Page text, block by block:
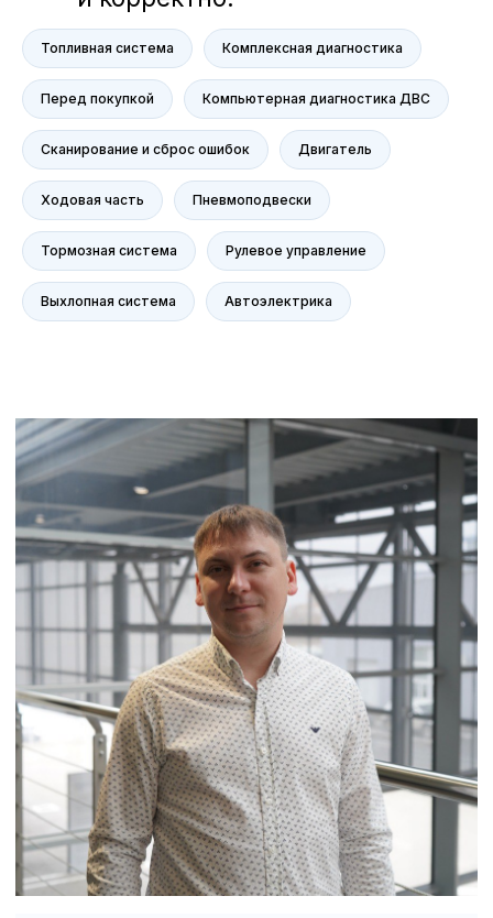
Топливная система Комплексная диагностика
Перед покупкой Компьютерная диагностика ДВС
Сканирование и сброс ошибок Двигатель
Ходовая часть Пневмоподвески
Тормозная система Рулевое управление
Выхлопная система Автоэлектрика
Представленные на сайте материалы и
условия носят исключительно
информационный характер и не являются
публичной офертой, определяемой
положениями ст. 437 Гражданского кодекса
РФ. Для получения подробной информации о
продуктах, услугах и их стоимости
обращайтесь к нашим специалистам.
© Группа компаний «А-Драйв» 2003 - 2026
Сервис
Сервис Nissan
Сервис Mercedes-Benz
Сервис BMW
Политика обработки персональных данных
Политика использования файлов cookie
Статьи
Сервис Porsche
Сервис Voyah
AITO SERES
Nissan
Haval
Evolute